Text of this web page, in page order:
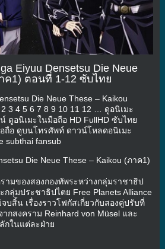
Eiyuu Densetsu Die Neue
ค1) ตอนที่ 1-12 ซับไทย
Die Neue These – Kaikou
3 4 5 6 7 8 9 10 11 12 … ดูอนิเมะ
ดูอนิเมะในมือถือ HD FullHD ซับไทย
อ ดูบนโทรศัพท์ ดาวน์โหลดอนิเมะ
subthai fansub
Die Neue These – Kaikou (ภาค1)
มของสองกองทัพระหว่างกลุ่มราชาธิป
กลุ่มประชาธิปไตย Free Planets Alliance
บสิ้น เรื่องราวโฟกัสเกี่ยวกับสองคู่ปรับที่
กสงคราม Reinhard von Müsel และ
กในแต่ละฝ่าย